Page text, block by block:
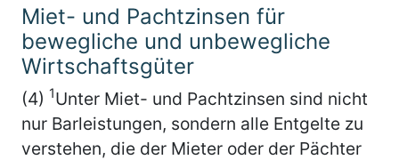
Miet- und Pachtzinsen für
bewegliche und unbewegliche
Wirtschaftsgüter
(4) 1Unter Miet- und Pachtzinsen sind nicht
nur Barleistungen, sondern alle Entgelte zu
verstehen, die der Mieter oder der Pächter